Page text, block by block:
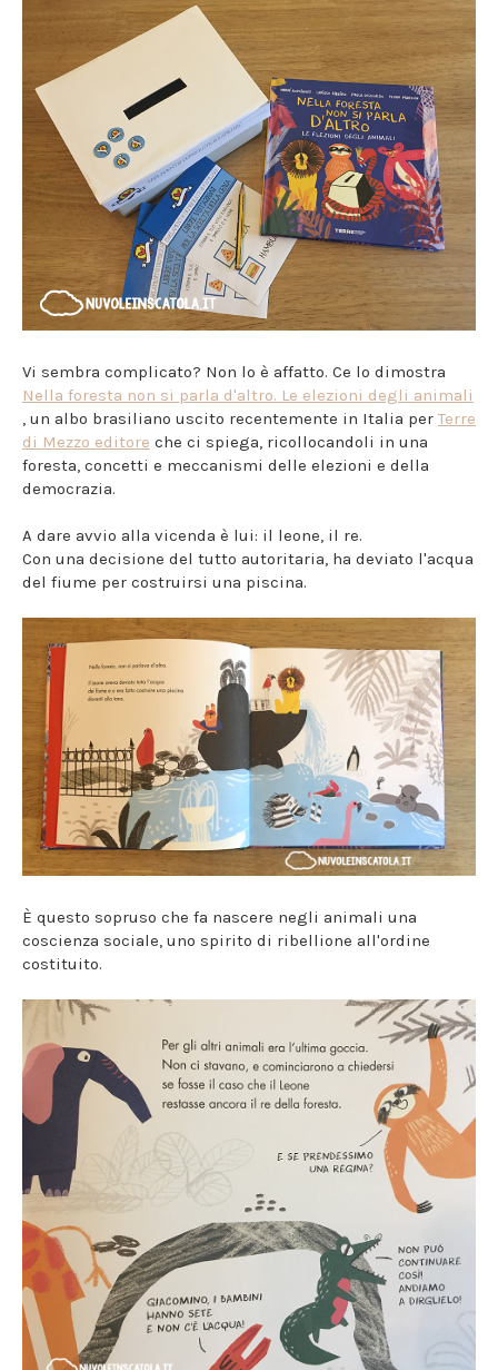
Vi sembra complicato? Non lo è affatto. Ce lo dimostra
Nella foresta non si parla d'altro. Le elezioni degli animali
, un albo brasiliano uscito recentemente in Italia perTerre
di Mezzo editore che ci spiega, ricollocandoli in una
foresta, concetti e meccanismi delle elezioni e della
democrazia.
A dare avvio alla vicenda è lui: il leone, il re.
Con una decisione del tutto autoritaria, ha deviato l'acqua
del fiume per costruirsi una piscina.
È questo sopruso che fa nascere negli animali una
coscienza sociale, uno spirito di ribellione all'ordine
costituito.